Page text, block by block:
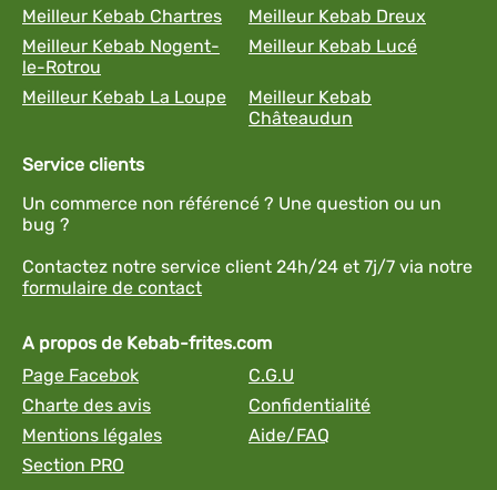
Meilleur Kebab Chartres
Meilleur Kebab Dreux
Meilleur Kebab Nogent-
le-Rotrou
Meilleur Kebab Lucé
Meilleur Kebab La Loupe
Meilleur Kebab
Châteaudun
Service clients
Un commerce non référencé ? Une question ou un
bug ?
Contactez notre service client 24h/24 et 7j/7 via notre
formulaire de contact
A propos de Kebab-frites.com
Page Facebok
C.G.U
Charte des avis
Confidentialité
Mentions légales
Aide/FAQ
Section PRO